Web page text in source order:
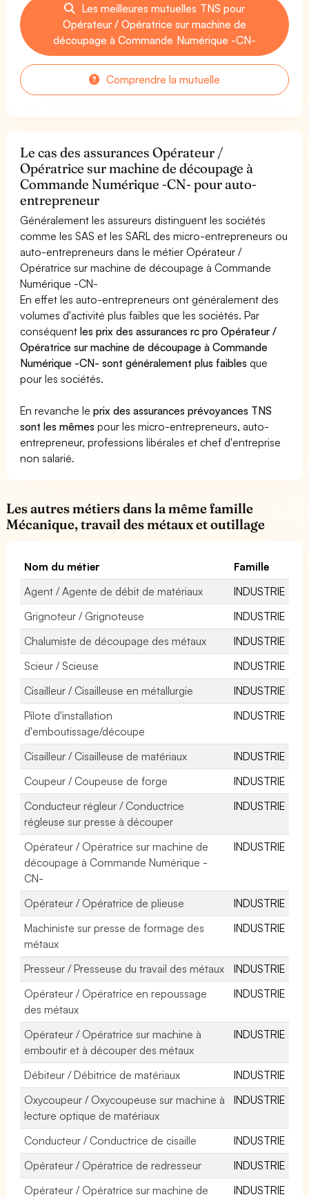
Les meilleures mutuelles TNS pour
Opérateur / Opératrice sur machine de
découpage à Commande Numérique -CN-
Comprendre la mutuelle
Le cas des assurances Opérateur /
Opératrice sur machine de découpage à
Commande Numérique -CN- pour auto-
entrepreneur
Généralement les assureurs distinguent les sociétés
comme les SAS et les SARL des micro-entrepreneurs ou
auto-entrepreneurs dans le métier Opérateur /
Opératrice sur machine de découpage à Commande
Numérique -CN-
En effet les auto-entrepreneurs ont généralement des
volumes d'activité plus faibles que les sociétés. Par
conséquentles prix des assurances rc pro Opérateur /
Opératrice sur machine de découpage à Commande
Numérique -CN- sont généralement plus faibles que
pour les sociétés.
En revanche leprix des assurances prévoyances TNS
sont les mêmes pour les micro-entrepreneurs, auto-
entrepreneur, professions libérales et chef d'entreprise
non salarié.
Les autres métiers dans la même famille
Mécanique, travail des métaux et outillage
Nom du métier
Famille
Agent / Agente de débit de matériaux
INDUSTRIE
Grignoteur / Grignoteuse
INDUSTRIE
Chalumiste de découpage des métaux
INDUSTRIE
Scieur / Scieuse
INDUSTRIE
Cisailleur / Cisailleuse en métallurgie
INDUSTRIE
Pilote d'installation
d'emboutissage/découpe
INDUSTRIE
Cisailleur / Cisailleuse de matériaux
INDUSTRIE
Coupeur / Coupeuse de forge
INDUSTRIE
Conducteur régleur / Conductrice
régleuse sur presse à découper
INDUSTRIE
Opérateur / Opératrice sur machine de
découpage à Commande Numérique -
CN-
INDUSTRIE
Opérateur / Opératrice de plieuse
INDUSTRIE
Machiniste sur presse de formage des
métaux
INDUSTRIE
Presseur / Presseuse du travail des métaux
INDUSTRIE
Opérateur / Opératrice en repoussage
des métaux
INDUSTRIE
Opérateur / Opératrice sur machine à
emboutir et à découper des métaux
INDUSTRIE
Débiteur / Débitrice de matériaux
INDUSTRIE
Oxycoupeur / Oxycoupeuse sur machine à
lecture optique de matériaux
INDUSTRIE
Conducteur / Conductrice de cisaille
INDUSTRIE
Opérateur / Opératrice de redresseur
INDUSTRIE
Opérateur / Opératrice sur machine de
INDUSTRIE